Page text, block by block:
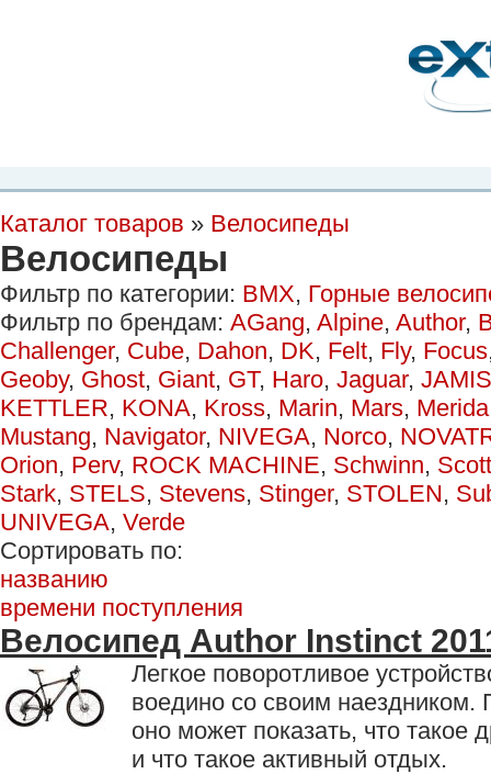
Каталог товаров » Велосипеды
Велосипеды
Фильтр по категории: BMX, Горные
Фильтр по брендам: AGang, Alpine, Author,
Challenger, Cube, Dahon, DK, Felt, Fly, Focus
Geoby, Ghost, Giant, GT, Haro, Jaguar, JAMIS
KETTLER, KONA, Kross, Marin, Mars, Merida
Mustang, Navigator, NIVEGA, Norco,
Orion, Perv, ROCK MACHINE, Schwinn, Scott
Stark, STELS, Stevens, Stinger, STOLEN,
UNIVEGA, Verde
Сортировать по:
названию
времени поступления
Велосипед Author Instinct
Легкое поворотливое
воедино со своим наездником.
оно может показать, что такое
и что такое активный отдых.